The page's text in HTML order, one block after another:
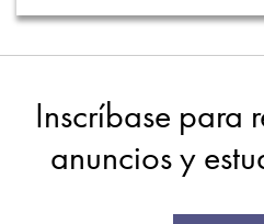
Inscríbase para
anuncios y